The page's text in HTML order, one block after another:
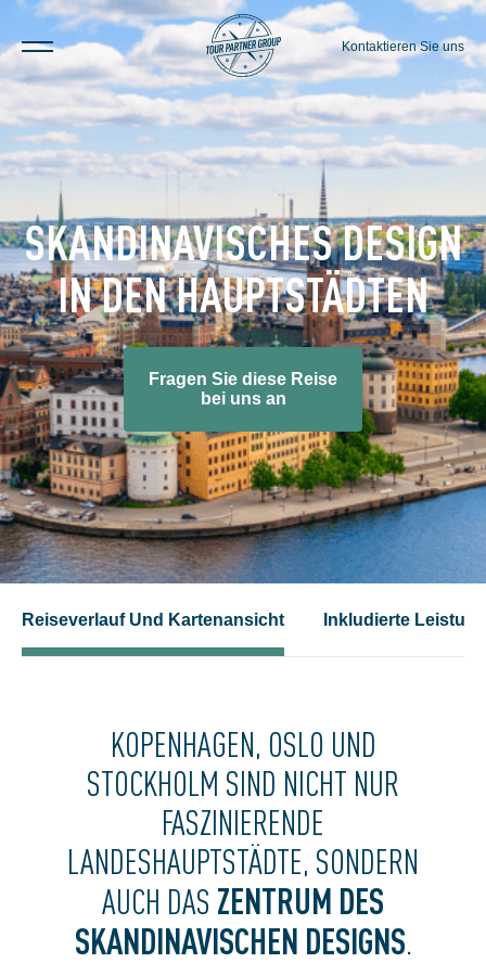
Kontaktieren Sie uns
SKANDINAVISCHES DESIGN
IN DEN HAUPTSTÄDTEN
Fragen Sie diese Reise
bei uns an
Reiseverlauf Und Kartenansicht Inkludierte
KOPENHAGEN, OSLO UND
STOCKHOLM SIND NICHT NUR
FASZINIERENDE
LANDESHAUPTSTÄDTE, SONDERN
AUCH DAS ZENTRUM DES
SKANDINAVISCHEN DESIGNS.